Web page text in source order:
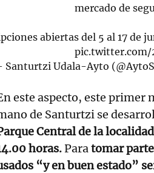
mercado de
abiertas del 5 al 17 de
pic.twitter.com/
Udala-Ayto
este aspecto, este primer
de Santurtzi se
Central de la
horas.Paratomar
“y en buen estado”